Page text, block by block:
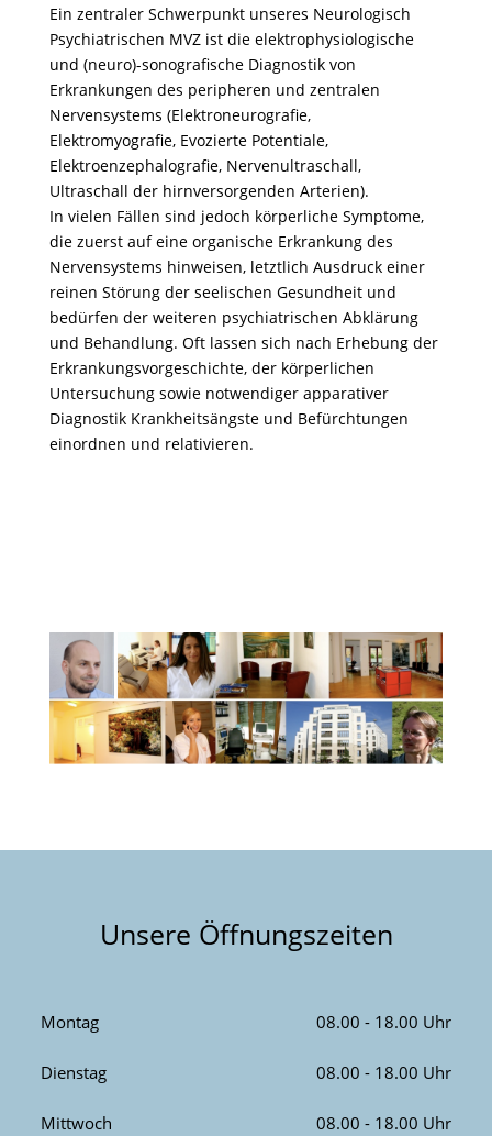
Ein zentraler Schwerpunkt unseres Neurologisch
Psychiatrischen MVZ ist die elektrophysiologische
und (neuro)-sonografische Diagnostik von
Erkrankungen des peripheren und zentralen
Nervensystems (Elektroneurografie,
Elektromyografie, Evozierte Potentiale,
Elektroenzephalografie, Nervenultraschall,
Ultraschall der hirnversorgenden Arterien).
In vielen Fällen sind jedoch körperliche Symptome,
die zuerst auf eine organische Erkrankung des
Nervensystems hinweisen, letztlich Ausdruck einer
reinen Störung der seelischen Gesundheit und
bedürfen der weiteren psychiatrischen Abklärung
und Behandlung. Oft lassen sich nach Erhebung der
Erkrankungsvorgeschichte, der körperlichen
Untersuchung sowie notwendiger apparativer
Diagnostik Krankheitsängste und Befürchtungen
einordnen und relativieren.
Unsere Öffnungszeiten
Montag 08.00 - 18.00 Uhr
Dienstag 08.00 - 18.00 Uhr
Mittwoch 08.00 - 18.00 Uhr